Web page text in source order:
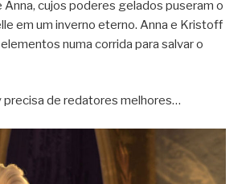
Anna, cujos poderes gelados puseram o
em um inverno eterno. Anna e Kristoff
numa corrida para salvar o
precisa de redatores melhores…